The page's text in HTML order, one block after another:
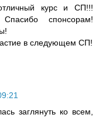
курс и СП!!!
спонсорам!
в следующем СП!
заглянуть ко всем,